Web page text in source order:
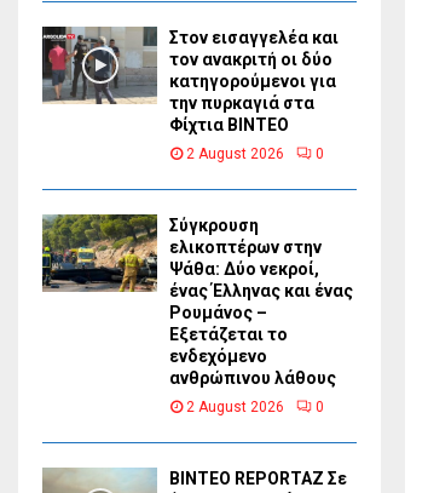
Στον εισαγγελέα και
τον ανακριτή οι δύο
κατηγορούμενοι για
την πυρκαγιά στα
Φίχτια ΒΙΝΤΕΟ
2 August 2026 0
Σύγκρουση
ελικοπτέρων στην
Ψάθα: Δύο νεκροί,
ένας Έλληνας και ένας
Ρουμάνος –
Εξετάζεται το
ενδεχόμενο
ανθρώπινου λάθους
2 August 2026 0
BINTEO REPORTAZ Σε